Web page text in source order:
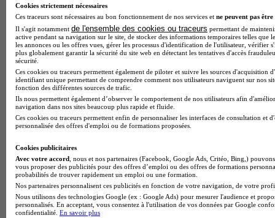
Note de 3 sur 5
Cookies strictement nécessaires
Ces traceurs sont nécessaires au bon fonctionnement de nos services et ne peuvent pas être
Il s'agit notamment de l'ensemble des cookies ou traceurs permettant de
active pendant sa navigation sur le site, de stocker des informations temporaires telles que
les annonces ou les offres vues, gérer les processus d'identification de l'utilisateur, vérifier
plus globalement garantir la sécurité du site web en détectant les tentatives d'accès
sécurité.
Ces cookies ou traceurs permettent également de piloter et suivre les sources d'acquisition
identifiant unique permettant de comprendre comment nos utilisateurs naviguent sur nos
fonction des différentes sources de trafic.
Ils nous permettent également d’observer le comportement de nos utilisateurs afin
navigation dans nos sites beaucoup plus rapide et fluide.
Ces cookies ou traceurs permettent enfin de personnaliser les interfaces de consultation et
personnalisée des offres d'emploi ou de formations proposées.
Cookies publicitaires
Avec votre accord , nous et nos partenaires (Facebook, Google Ads, Critéo, Bing,)
vous proposer des publicités pour des offres d’emploi ou des offres de formations
probabilités de trouver rapidement un emploi ou une formation.
Nos partenaires personnalisent ces publicités en fonction de votre navigation, de votre
Nous utilisons des technologies Google (ex : Google Ads) pour mesurer l'audience et
personnalisés. En acceptant, vous consentez à l'utilisation de vos données par Google
confidentialité. En savoir plus